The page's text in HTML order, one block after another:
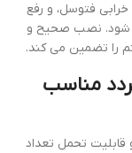
فتوسل، و رفع
شود. نصب صحیح و
را تضمین می کند.
مناسب
و قابلیت تحمل تعداد